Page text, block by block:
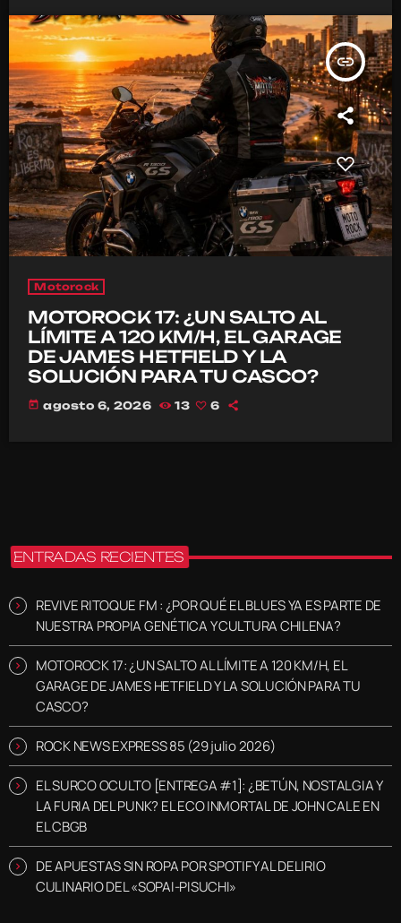
insert_link
Motorock
MOTOROCK 17: ¿UN SALTO AL
LÍMITE A 120 KM/H, EL GARAGE
DE JAMES HETFIELD Y LA
SOLUCIÓN PARA TU CASCO?
today agosto 6, 2026 13 6
ENTRADAS RECIENTES
REVIVE RITOQUE FM : ¿POR QUÉ EL BLUES YA ES PARTE DE
NUESTRA PROPIA GENÉTICA Y CULTURA CHILENA?
MOTOROCK 17: ¿UN SALTO AL LÍMITE A 120 KM/H, EL
GARAGE DE JAMES HETFIELD Y LA SOLUCIÓN PARA TU
CASCO?
ROCK NEWS EXPRESS 85 (29 julio 2026)
EL SURCO OCULTO [ENTREGA #1]: ¿BETÚN, NOSTALGIA Y
LA FURIA DEL PUNK? EL ECO INMORTAL DE JOHN CALE EN
EL CBGB
DE APUESTAS SIN ROPA POR SPOTIFY AL DELIRIO
CULINARIO DEL «SOPAI-PISUCHI»